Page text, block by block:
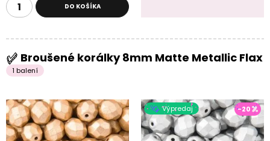
DO KOŠÍKA
Broušené korálky 8mm Matte Metallic Flax
1 balení
Výpredaj -20